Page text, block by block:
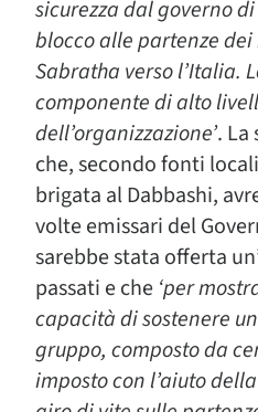
sicurezza dal governo
blocco alle partenze
Sabratha verso l’Italia.
componente di alto
dell’organizzazione’. La
che, secondo fonti
brigata al Dabbashi,
volte emissari del
sarebbe stata offerta
passati e che ‘per
capacità di sostenere
gruppo, composto da
imposto con l’aiuto